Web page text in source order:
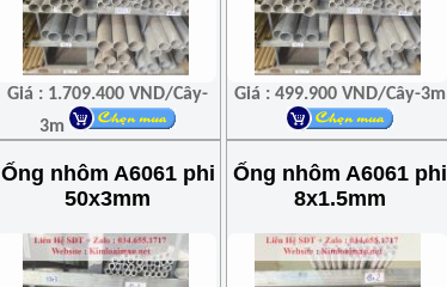
Giá : 1.709.400 VND/Cây-
3m
Giá : 499.900 VND/Cây-3m
Ống nhôm A6061 phi
50x3mm
Ống nhôm A6061 phi
8x1.5mm